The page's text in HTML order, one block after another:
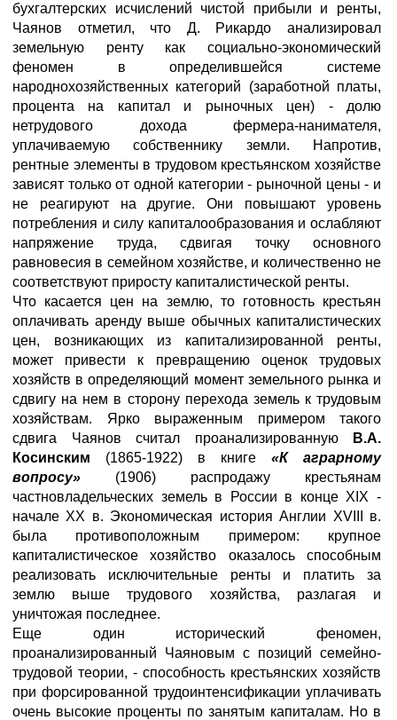
бухгалтерских исчислений чистой прибыли и ренты,
Чаянов отметил, что Д. Рикардо анализировал
земельную ренту как социально-экономический
феномен в определившейся системе
народнохозяйственных категорий (заработной платы,
процента на капитал и рыночных цен) - долю
нетрудового дохода фермера-нанимателя,
уплачиваемую собственнику земли. Напротив,
рентные элементы в трудовом крестьянском хозяйстве
зависят только от одной категории - рыночной цены - и
не реагируют на другие. Они повышают уровень
потребления и силу капиталообразования и ослабляют
напряжение труда, сдвигая точку основного
равновесия в семейном хозяйстве, и количественно не
соответствуют приросту капиталистической ренты.
Что касается цен на землю, то готовность крестьян
оплачивать аренду выше обычных капиталистических
цен, возникающих из капитализированной ренты,
может привести к превращению оценок трудовых
хозяйств в определяющий момент земельного рынка и
сдвигу на нем в сторону перехода земель к трудовым
хозяйствам. Ярко выраженным примером такого
сдвига Чаянов считал проанализированнуюВ.А.
Косинским (1865-1922) в книге
«К аграрному
вопросу» (1906) распродажу крестьянам
частновладельческих земель в России в конце XIX -
начале XX в. Экономическая история Англии XVIII в.
была противоположным примером: крупное
капиталистическое хозяйство оказалось способным
реализовать исключительные ренты и платить за
землю выше трудового хозяйства, разлагая и
уничтожая последнее.
Еще один исторический феномен,
проанализированный Чаяновым с позиций семейно-
трудовой теории, - способность крестьянских хозяйств
при форсированной трудоинтенсификации уплачивать
очень высокие проценты по занятым капиталам. Но в